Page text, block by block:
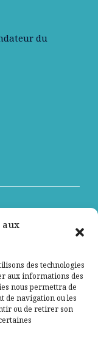
aux
des technologies
aux informations des
nous permettra de
de navigation ou les
ou de retirer son
du